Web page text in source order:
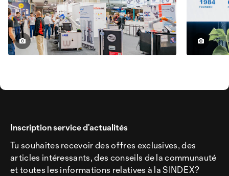
Inscription service d’actualités
Tu souhaites recevoir des offres exclusives, des
articles intéressants, des conseils de la communauté
et toutes les informations relatives à la SINDEX?